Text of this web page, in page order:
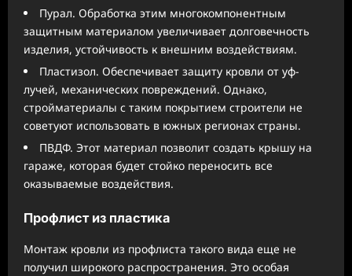
Пурал. Обработка этим многокомпонентным
защитным материалом увеличивает долговечность
изделия, устойчивость к внешним воздействиям.
Пластизол. Обеспечивает защиту кровли от уф-
лучей, механических повреждений. Однако,
стройматериалы с таким покрытием строители не
советуют использовать в южных регионах страны.
ПВДФ. Этот материал позволит создать крышу на
гараже, которая будет стойко переносить все
оказываемые воздействия.
Профлист из пластика
Монтаж кровли из профлиста такого вида еще не
получил широкого распространения. Это особая